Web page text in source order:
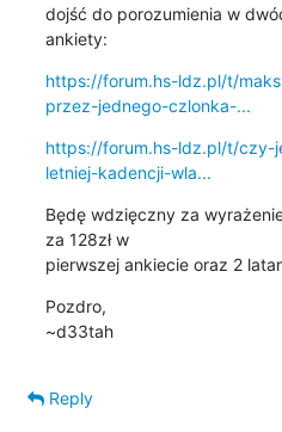
dojść do porozumienia w
ankiety:
https://forum.hs-ldz.pl/t/
przez-jednego-czlonka-...
https://forum.hs-ldz.pl/t/czy-
letniej-kadencji-wla...
Będę wdzięczny za
za 128zł w
pierwszej ankiecie oraz 2
Pozdro,
~d33tah
Reply